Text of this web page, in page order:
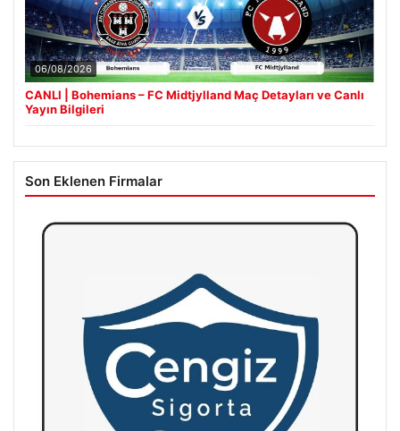
06/08/2026
CANLI | Bohemians – FC Midtjylland Maç Detayları ve Canlı
Yayın Bilgileri
Son Eklenen Firmalar